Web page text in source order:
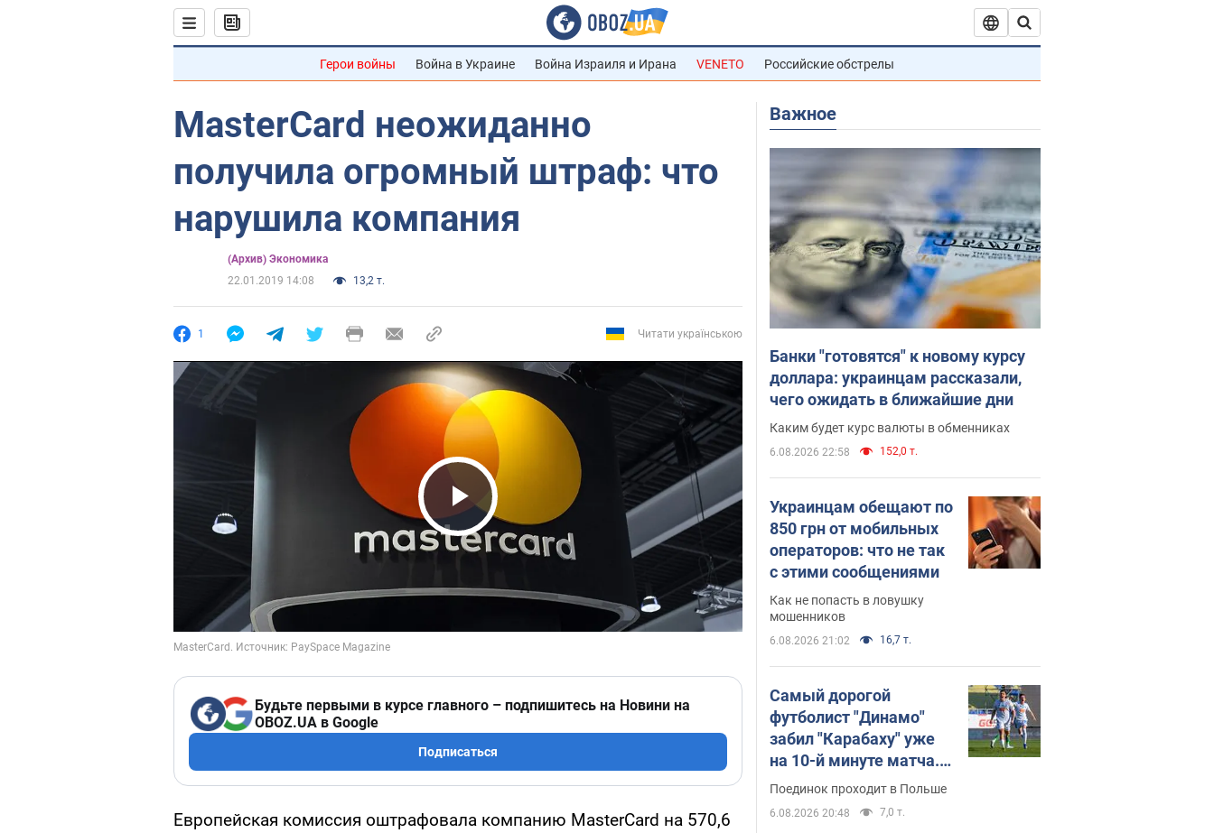
Герои войны Война в Украине Война Израиля и Ирана VENETO Российские обстрелы
MasterCard неожиданно
получила огромный штраф: что
нарушила компания
(Архив) Экономика
22.01.2019 14:08
13,2 т.
1 Читати українською
Play Video
Будьте первыми в курсе главного – подпишитесь на Новини на
OBOZ.UA в Google
Подписаться
Европейская комиссия оштрафовала компанию MasterCard на 570,6
Важное
Банки "готовятся" к новому курсу
доллара: украинцам рассказали,
чего ожидать в ближайшие дни
Каким будет курс валюты в обменниках
6.08.2026 22:58 152,0 т.
Украинцам обещают по
850 грн от мобильных
операторов: что не так
с этими сообщениями
Как не попасть в ловушку
мошенников
6.08.2026 21:02 16,7 т.
Самый дорогой
футболист "Динамо"
забил "Карабаху" уже
на 10-й минуте матча.
Видео
Поединок проходит в Польше
6.08.2026 20:48 7,0 т.